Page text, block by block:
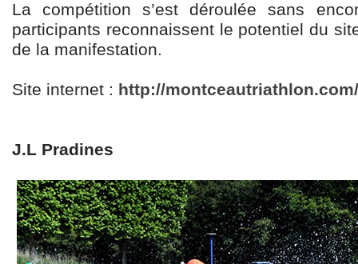
La compétition s’est déroulée sans
participants reconnaissent le potentiel du
de la manifestation.
Site internet : http://
J.L Pradines